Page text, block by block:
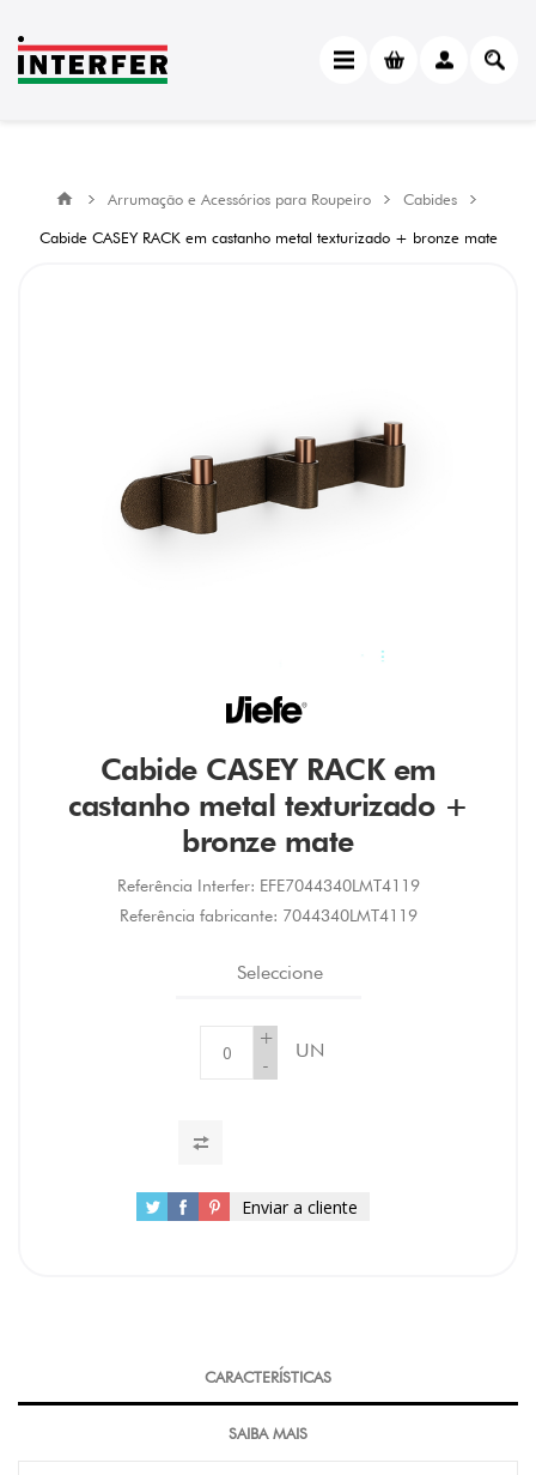
Arrumação e Acessórios para Roupeiro
Cabides
Cabide CASEY RACK em castanho metal texturizado + bronze mate
Cabide CASEY RACK em
castanho metal texturizado +
bronze mate
Referência Interfer: EFE7044340LMT4119
Referência fabricante: 7044340LMT4119
Seleccione
+
-
UN
Enviar a cliente
CARACTERÍSTICAS
SAIBA MAIS